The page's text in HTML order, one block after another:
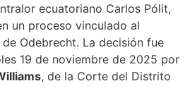
ecuatoriano Carlos Pólit,
un proceso vinculado al
Odebrecht. La decisión fue
19 de noviembre de 2025 por
, de la Corte del Distrito